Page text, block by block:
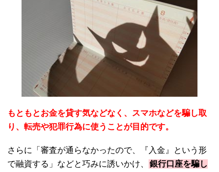
もともとお金を貸す気などなく、スマホなどを騙し取
り、転売や犯罪行為に使うことが目的です。
さらに「審査が通らなかったので、『入金』という形
で融資する」などと巧みに誘いかけ、
銀行口座を騙し